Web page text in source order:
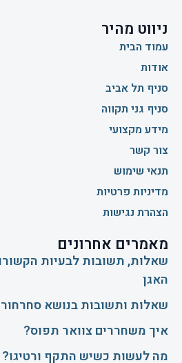
ניווט מהיר
עמוד הבית
אודות
סניף תל אביב
סניף גני תקווה
מידע מקצועי
צור קשר
תנאי שימוש
מדיניות פרטיות
הצהרת נגישות
מאמרים אחרונים
שאלות, תשובות לבעיות
האגן
שאלות ותשובות בנושא
איך משחררים צוואר תפוס?
​מה לעשות כשיש התקף ורטיגו?